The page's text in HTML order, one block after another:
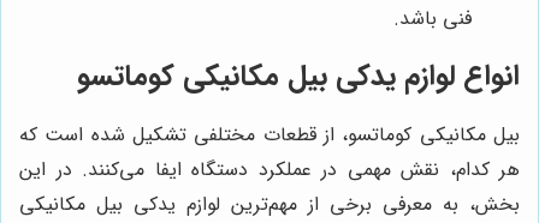
فنی باشد.
انواع لوازم یدکی بیل مکانیکی کوماتسو
بیل مکانیکی کوماتسو، از قطعات مختلفی تشکیل شده است که
هر کدام، نقش مهمی در عملکرد دستگاه ایفا می‌کنند. در این
بخش، به معرفی برخی از مهم‌ترین لوازم یدکی بیل مکانیکی